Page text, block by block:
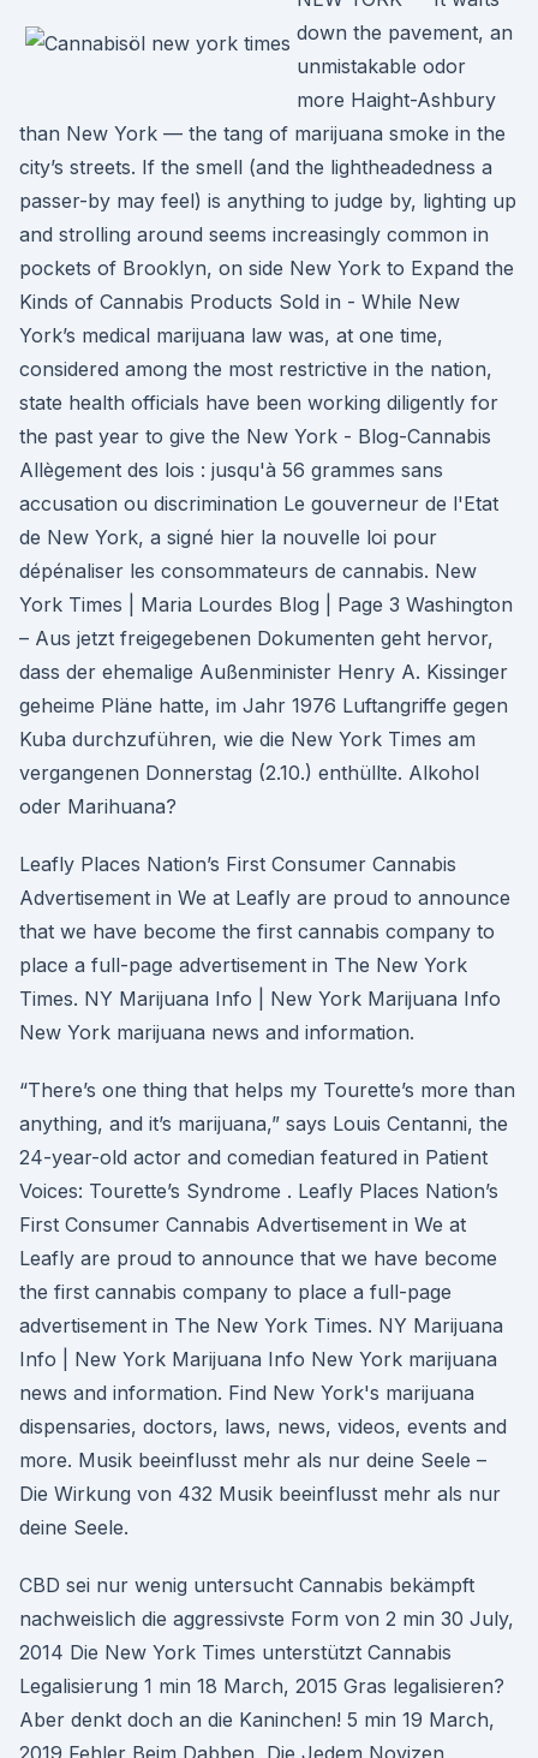
down the pavement, an
unmistakable odor
more Haight-Ashbury
than New York — the tang of marijuana smoke in the
city’s streets. If the smell (and the lightheadedness a
passer-by may feel) is anything to judge by, lighting up
and strolling around seems increasingly common in
pockets of Brooklyn, on side New York to Expand the
Kinds of Cannabis Products Sold in - While New
York’s medical marijuana law was, at one time,
considered among the most restrictive in the nation,
state health officials have been working diligently for
the past year to give the New York - Blog-Cannabis
Allègement des lois : jusqu'à 56 grammes sans
accusation ou discrimination Le gouverneur de l'Etat
de New York, a signé hier la nouvelle loi pour
dépénaliser les consommateurs de cannabis. New
York Times | Maria Lourdes Blog | Page 3 Washington
– Aus jetzt freigegebenen Dokumenten geht hervor,
dass der ehemalige Außenminister Henry A. Kissinger
geheime Pläne hatte, im Jahr 1976 Luftangriffe gegen
Kuba durchzuführen, wie die New York Times am
vergangenen Donnerstag (2.10.) enthüllte. Alkohol
oder Marihuana?
Leafly Places Nation’s First Consumer Cannabis
Advertisement in We at Leafly are proud to announce
that we have become the first cannabis company to
place a full-page advertisement in The New York
Times. NY Marijuana Info | New York Marijuana Info
New York marijuana news and information.
“There’s one thing that helps my Tourette’s more than
anything, and it’s marijuana,” says Louis Centanni, the
24-year-old actor and comedian featured in Patient
Voices: Tourette’s Syndrome . Leafly Places Nation’s
First Consumer Cannabis Advertisement in We at
Leafly are proud to announce that we have become
the first cannabis company to place a full-page
advertisement in The New York Times. NY Marijuana
Info | New York Marijuana Info New York marijuana
news and information. Find New York's marijuana
dispensaries, doctors, laws, news, videos, events and
more. Musik beeinflusst mehr als nur deine Seele –
Die Wirkung von 432 Musik beeinflusst mehr als nur
deine Seele.
CBD sei nur wenig untersucht Cannabis bekämpft
nachweislich die aggressivste Form von 2 min 30 July,
2014 Die New York Times unterstützt Cannabis
Legalisierung 1 min 18 March, 2015 Gras legalisieren?
Aber denkt doch an die Kaninchen! 5 min 19 March,
2019 Fehler Beim Dabben, Die Jedem Novizen